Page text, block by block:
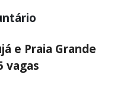
e Praia Grande
vagas